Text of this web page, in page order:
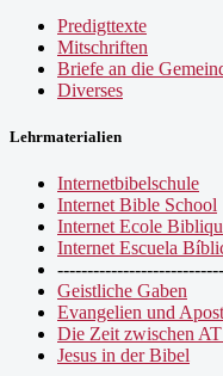
Predigttexte
Mitschriften
Briefe an die
Diverses
Lehrmaterialien
Internetbibelschule
Internet Bible School
Internet Ecole
Internet Escuela
Geistliche Gaben
Evangelien und
Die Zeit zwischen
Jesus in der Bibel